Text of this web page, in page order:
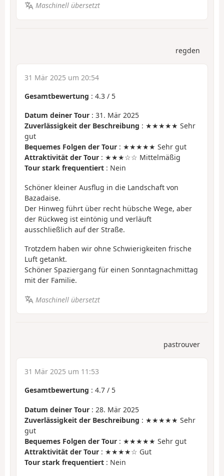
Maschinell übersetzt
regden
31 Mär 2025 um 20:54
Gesamtbewertung : 4.3 / 5
Datum deiner Tour : 31. Mär 2025
Zuverlässigkeit der Beschreibung : ★★★★★ Sehr
gut
Bequemes Folgen der Tour : ★★★★★ Sehr gut
Attraktivität der Tour : ★★★☆☆ Mittelmäßig
Tour stark frequentiert : Nein
Schöner kleiner Ausflug in die Landschaft von
Bazadaise.
Der Hinweg führt über recht hübsche Wege, aber
der Rückweg ist eintönig und verläuft
ausschließlich auf der Straße.
Trotzdem haben wir ohne Schwierigkeiten frische
Luft getankt.
Schöner Spaziergang für einen Sonntagnachmittag
mit der Familie.
Maschinell übersetzt
pastrouver
31 Mär 2025 um 11:53
Gesamtbewertung : 4.7 / 5
Datum deiner Tour : 28. Mär 2025
Zuverlässigkeit der Beschreibung : ★★★★★ Sehr
gut
Bequemes Folgen der Tour : ★★★★★ Sehr gut
Attraktivität der Tour : ★★★★☆ Gut
Tour stark frequentiert : Nein